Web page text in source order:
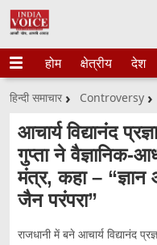
होम क्षेत्रीय देश
हिन्दी समाचार Controversy
आचार्य विद्यानंद
गुप्ता ने
मंत्र, कहा –
जैन परंपरा”
राजधानी में बने आचार्य विद्यानंद